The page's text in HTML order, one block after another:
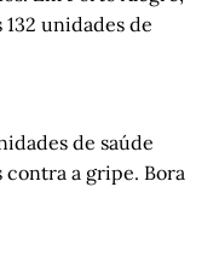
132 unidades de
de saúde
contra a gripe. Bora